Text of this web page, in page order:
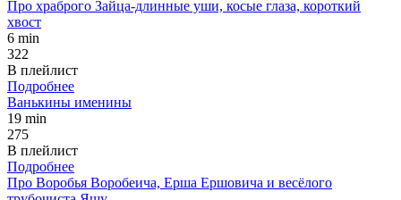
Про храброго Зайца-длинные уши, косые глаза, короткий
хвост
6 min
322
В плейлист
Подробнее
Ванькины именины
19 min
275
В плейлист
Подробнее
Про Воробья Воробеича, Ерша Ершовича и весёлого